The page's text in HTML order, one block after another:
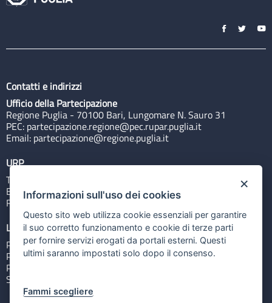
Contatti e indirizzi
Ufficio della Partecipazione
Regione Puglia - 70100 Bari, Lungomare N. Sauro 31
PEC: partecipazione.regione@pec.rupar.puglia.it
Email: partecipazione@regione.puglia.it
URP
Tel: 800713939
Email:quiregione@regione.puglia.it
Rubrica
Link utili
Portale Istituzionale
PO FESR Puglia 2014-2020
PSR Puglia 2014-2020
Sistema Puglia
×
Informazioni sull'uso dei cookies
Questo sito web utilizza cookie essenziali per garantire
il suo corretto funzionamento e cookie di terze parti
per fornire servizi erogati da portali esterni. Questi
ultimi saranno impostati solo dopo il consenso.
Fammi scegliere